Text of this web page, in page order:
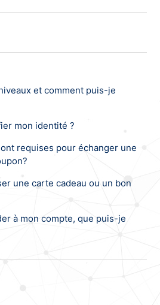
et comment puis-je
mon identité ?
requises pour échanger une
une carte cadeau ou un bon
à mon compte, que puis-je